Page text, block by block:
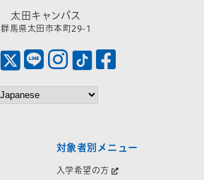
太田キャンパス
群馬県太田市本町29-1
対象者別メニュー
入学希望の方